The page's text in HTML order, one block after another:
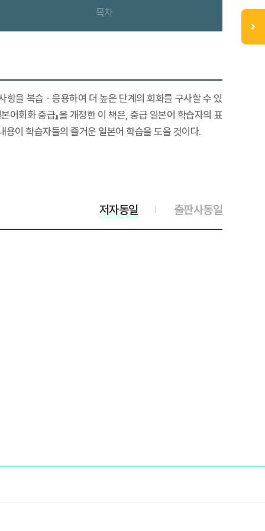
목차
을 복습ㆍ응용하여 더 높은 단계의 회화를 구사할 수 있
회화 중급』을 개정한 이 책은, 중급 일본어 학습자의 표
이 학습자들의 즐거운 일본어 학습을 도울 것이다.
출판사동일
저자동일